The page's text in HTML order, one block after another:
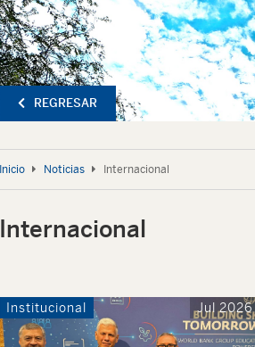
REGRESAR
Inicio Noticias Internacional
Internacional
Institucional Jul 2026